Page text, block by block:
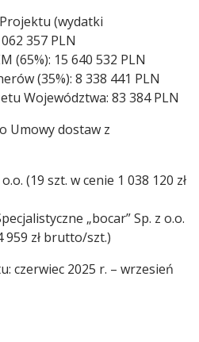
(wydatki
357 PLN
(65%): 15 640 532 PLN
(35%): 8 338 441 PLN
Województwa: 83 384 PLN
Umowy dostaw z
(19 szt. w cenie 1 038 120 zł
„bocar” Sp. z o.o.
959 zł brutto/szt.)
czerwiec 2025 r. – wrzesień